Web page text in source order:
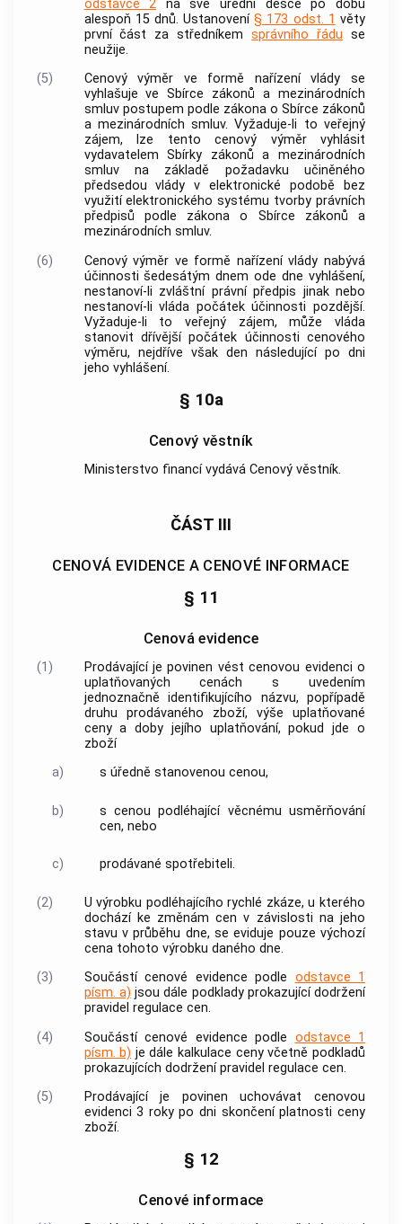
odstavce 2 na své úřední desce po dobu
alespoň 15 dnů. Ustanovení§ 173 odst. 1 věty
první část za středníkemsprávního řádu se
neužije.
(5)
Cenový výměr ve formě nařízení vlády se
vyhlašuje ve Sbírce zákonů a mezinárodních
smluv postupem podle zákona o Sbírce zákonů
a mezinárodních smluv. Vyžaduje-li to veřejný
zájem, lze tento cenový výměr vyhlásit
vydavatelem Sbírky zákonů a mezinárodních
smluv na základě požadavku učiněného
předsedou vlády v elektronické podobě bez
využití elektronického systému tvorby právních
předpisů podle zákona o Sbírce zákonů a
mezinárodních smluv.
(6)
Cenový výměr ve formě nařízení vlády nabývá
účinnosti šedesátým dnem ode dne vyhlášení,
nestanoví-li zvláštní právní předpis jinak nebo
nestanoví-li vláda počátek účinnosti pozdější.
Vyžaduje-li to veřejný zájem, může vláda
stanovit dřívější počátek účinnosti cenového
výměru, nejdříve však den následující po dni
jeho vyhlášení.
§ 10a
Cenový věstník
Ministerstvo financí vydává Cenový věstník.
ČÁST III
CENOVÁ EVIDENCE A CENOVÉ INFORMACE
§ 11
Cenová evidence
(1) Prodávajícíje povinen vést cenovou evidenci o
uplatňovanýchcenách s uvedením
jednoznačně identifikujícího názvu, popřípadě
druhu prodávaného zboží, výše uplatňované
cenya doby jejího uplatňování, pokud jde o
zboží
a)
s úředně stanovenou cenou,
b) s cenou podléhající věcnému usměrňování
cen, nebo
c) prodávané spotřebiteli.
(2)
U výrobku podléhajícího rychlé zkáze, u kterého
dochází ke změnámcen v závislosti na jeho
stavu v průběhu dne, se eviduje pouze výchozí
cenatohoto výrobku daného dne.
(3)
Součástí cenové evidence podle odstavce 1
písm. a) jsou dále podklady prokazující dodržení
pravidel regulace cen.
(4)
Součástí cenové evidence podle odstavce 1
písm. b) je dále kalkulace cenyvčetně podkladů
prokazujících dodržení pravidel regulace cen.
(5)
Prodávajícíje povinen uchovávat cenovou
evidenci 3 roky po dni skončení platnosti ceny
zboží.
§ 12
Cenové informace